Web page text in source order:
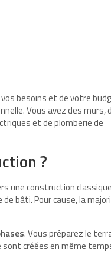
besoins et de votre
Vous avez des murs,
et de plomberie de
?
une construction
bâti. Pour cause, la
. Vous préparez le
sont créées en même